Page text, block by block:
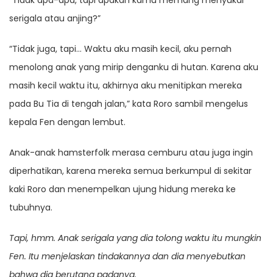
serigala atau anjing?”
“Tidak juga, tapi… Waktu aku masih kecil, aku pernah
menolong anak yang mirip denganku di hutan. Karena aku
masih kecil waktu itu, akhirnya aku menitipkan mereka
pada Bu Tia di tengah jalan,” kata Roro sambil mengelus
kepala Fen dengan lembut.
Anak-anak hamsterfolk merasa cemburu atau juga ingin
diperhatikan, karena mereka semua berkumpul di sekitar
kaki Roro dan menempelkan ujung hidung mereka ke
tubuhnya.
Tapi, hmm. Anak serigala yang dia tolong waktu itu mungkin
Fen. Itu menjelaskan tindakannya dan dia menyebutkan
bahwa dia berutang padanya.